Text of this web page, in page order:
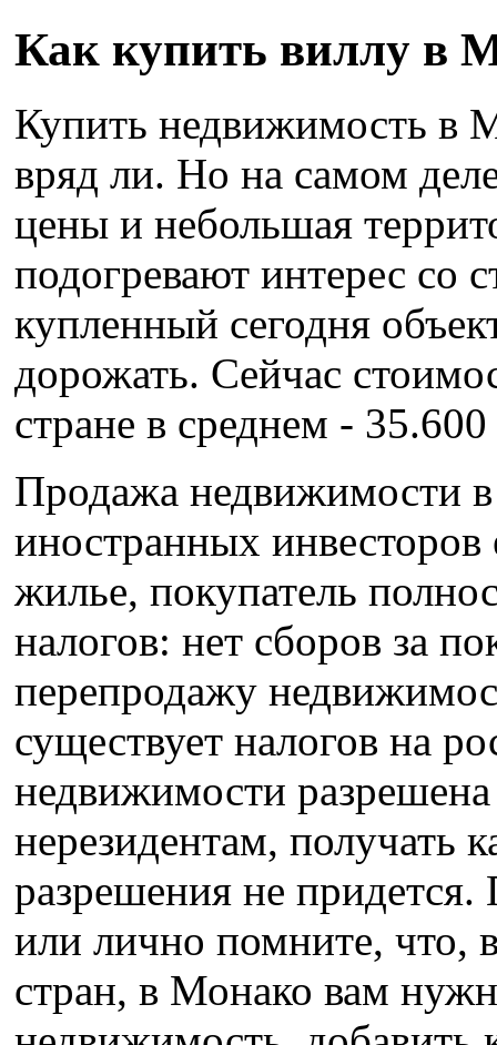
Как купить виллу в
Купить недвижимость в
вряд ли. Но на самом
цены и небольшая
подогревают интерес со
купленный сегодня
дорожать. Сейчас
стране в среднем -
Продажа недвижимости
иностранных
жилье, покупатель
налогов: нет сборов за
перепродажу
существует налогов на
недвижимости
нерезидентам, получать
разрешения не
или лично помните, что,
стран, в Монако вам